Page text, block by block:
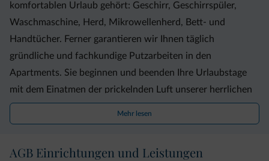
komfortablen Urlaub gehört: Geschirr, Geschirrspüler,
Waschmaschine, Herd, Mikrowellenherd, Bett- und
Handtücher. Ferner garantieren wir Ihnen täglich
gründliche und fachkundige Putzarbeiten in den
Apartments. Sie beginnen und beenden Ihre Urlaubstage
mit dem Einatmen der prickelnden Luft unserer herrlichen
Wälder und Berge auf den Balkons, die auch die Aussicht
auf den malerischen Ort St. Vigil oder die Dolomiten
Mehr lesen
AGB Einrichtungen und Leistungen